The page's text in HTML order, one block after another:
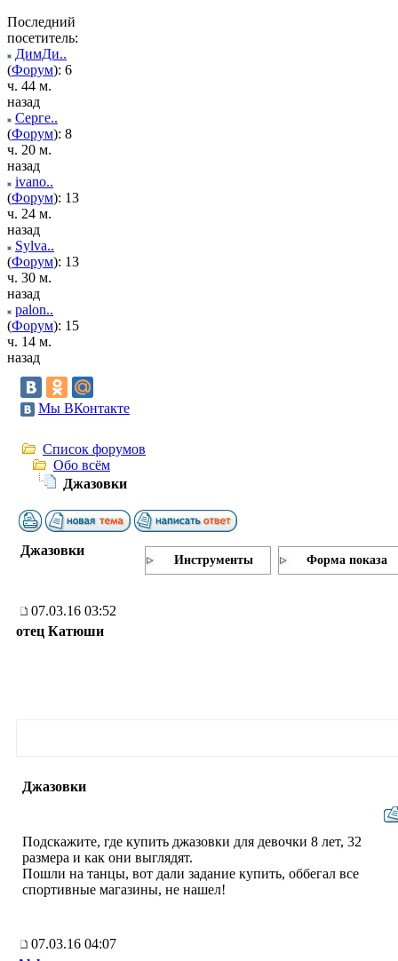
Последний
посетитель:
ДимДи..
(Форум): 6
ч. 44 м.
назад
Серге..
(Форум): 8
ч. 20 м.
назад
ivano..
(Форум): 13
ч. 24 м.
назад
Sylva..
(Форум): 13
ч. 30 м.
назад
palon..
(Форум): 15
ч. 14 м.
назад
Мы ВКонтакте
Список форумов
Обо всём
Джазовки
Джазовки
Инструменты Форма показа
07.03.16 03:52
отец Катюши
Джазовки
Подскажите, где купить джазовки для девочки 8 лет, 32
размера и как они выглядят.
Пошли на танцы, вот дали задание купить, оббегал все
спортивные магазины, не нашел!
07.03.16 04:07